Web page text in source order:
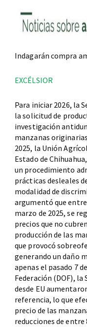
Indagarán compra
EXCÉLSIOR
Para iniciar 2026, la
la solicitud de
investigación
manzanas
2025, la Unión
Estado de
un procedimiento
prácticas desleales
modalidad de
argumentó que entre
marzo de 2025, se
precios que no
producción de las
que provocó
generando un daño
apenas el pasado 7
Federación (DOF),
desde EU
referencia, lo que
precio de las
reducciones de entre